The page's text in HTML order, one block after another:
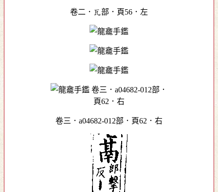
卷二．瓦部．頁56．左
卷三．a04682-012部．頁62．右